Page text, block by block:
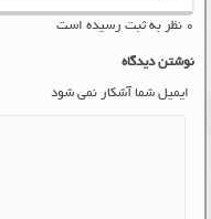
۰ نظر به ثبت رسیده است
نوشتن دیدگاه
ایمیل شما آشکار نمی شود